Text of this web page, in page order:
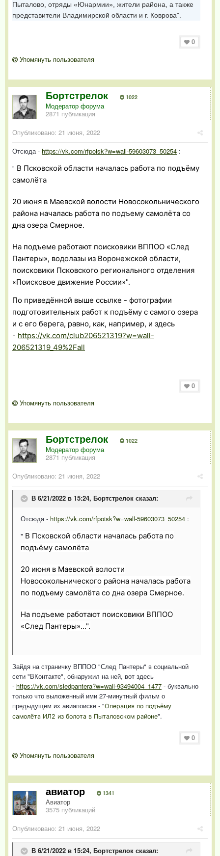
Пыталово, отряды «Юнармии», жители района, а также
представители Владимирской области и г. Коврова".
0
Упомянуть пользователя
Бортстрелок 1022
Модератор форума
2871 публикация
Опубликовано: 21 июня, 2022
Отсюда - https://vk.com/rfpoisk?w=wall-59603073_50254 :
" В Псковской области началась работа по подъёму
самолёта
20 июня в Маевской волости Новосокольнического
района началась работа по подъему самолёта со
дна озера Смерное.
На подъеме работают поисковики ВППОО «След
Пантеры», водолазы из Воронежской области,
поисковики Псковского регионального отделения
«Поисковое движение России»".
По приведённой выше ссылке - фотографии
подготовительных работ к подъёму с самого озера
и с его берега, равно, как, например, и здесь
- https://vk.com/club206521319?w=wall-
206521319_49%2Fall
0
Упомянуть пользователя
Бортстрелок 1022
Модератор форума
2871 публикация
Опубликовано: 21 июня, 2022
В 6/21/2022 в 15:24, Бортстрелок сказал:
Отсюда - https://vk.com/rfpoisk?w=wall-59603073_50254 :
" В Псковской области началась работа по
подъёму самолёта
20 июня в Маевской волости
Новосокольнического района началась работа
по подъему самолёта со дна озера Смерное.
На подъеме работают поисковики ВППОО
«След Пантеры»...".
Зайдя на страничку ВППОО "След Пантеры" в социальной
сети "ВКонтакте", обнаружил на ней, вот здесь
- https://vk.com/sledpantera?w=wall-93494004_1477 - буквально
только что выложенный ими 27-минутный фильм о
предыдущем их авиапоиске - "Операция по подъёму
самолёта ИЛ2 из болота в Пыталовском районе".
0
Упомянуть пользователя
авиатор 1341
Авиатор
3575 публикаций
Опубликовано: 21 июня, 2022
В 6/21/2022 в 15:24, Бортстрелок сказал: